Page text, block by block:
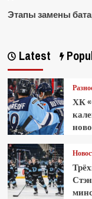
Этапы замены
Latest
ХК